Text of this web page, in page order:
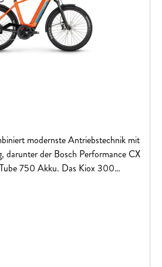
modernste Antriebstechnik mit
darunter der Bosch Performance CX
750 Akku. Das Kiox 300
Mit Luftfedergabel,
und einer Shimano Deore
vielseitige Einsätze gerüstet.